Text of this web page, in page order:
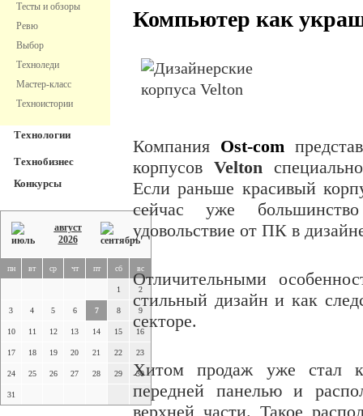
Тесты и обзоры
Ревю
Выбор
Техноледи
Мастер-класс
Техноистории
Технологии
Технобизнес
Конкурсы
август
2026
пн вт ср чт пт сб вс
1 2
3 4 5 6 7 8 9
10 11 12 13 14 15 16
17 18 19 20 21 22 23
24 25 26 27 28 29 30
31
Компьютер как
Компания Ost-com
корпусов Velton
Если раньше красивый
сейчас уже
удовольствие от ПК в
Отличительными
стильный дизайн и как
секторе.
Хитом продаж уже стал
передней панелью и
верхней части. Такое